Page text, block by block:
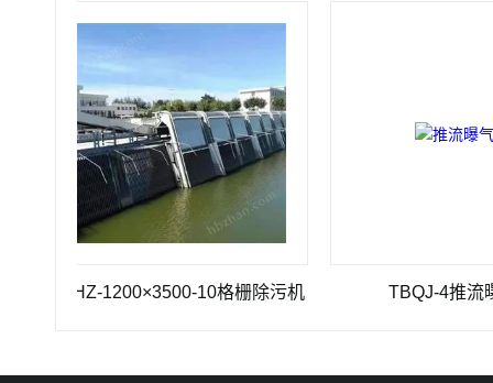
1200×3500-10格栅除污机 TBQJ-4推流曝气机